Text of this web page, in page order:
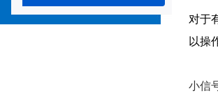
对于
以操
小信